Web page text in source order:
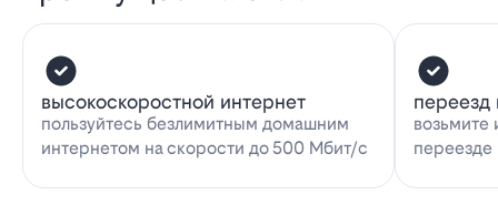
высокоскоростной интернет
пользуйтесь безлимитным домашним
интернетом на скорости до 500 Мбит/с
переезд
возьмите
переезде